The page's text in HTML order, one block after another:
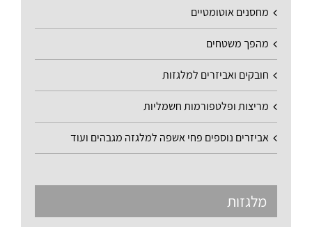
מחסנים אוטומטיים
מהפך משטחים
חובקים ואביזרים למלגזות
מריצות ופלטפורמות חשמליות
אביזרים נוספים פחי אשפה למלגזה מגבהים ועוד
מלגזות